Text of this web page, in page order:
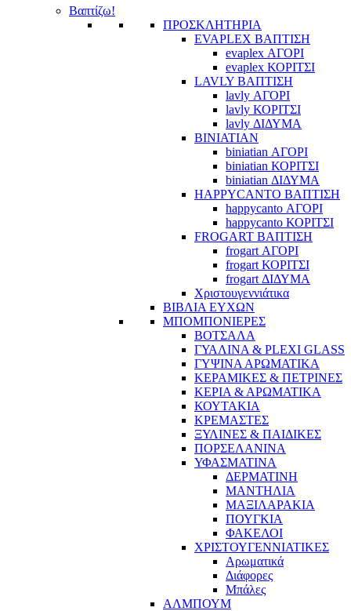
Βαπτίζω!
ΠΡΟΣΚΛΗΤΗΡΙΑ
EVAPLEX ΒΑΠΤΙΣΗ
evaplex ΑΓΟΡΙ
evaplex ΚΟΡΙΤΣΙ
LAVLY ΒΑΠΤΙΣΗ
lavly ΑΓΟΡΙ
lavly ΚΟΡΙΤΣΙ
lavly ΔΙΔΥΜΑ
BINIATIAN
biniatian ΑΓΟΡΙ
biniatian ΚΟΡΙΤΣΙ
biniatian ΔΙΔΥΜΑ
HAPPYCANTO ΒΑΠΤΙΣΗ
happycanto ΑΓΟΡΙ
happycanto ΚΟΡΙΤΣΙ
FROGART ΒΑΠΤΙΣΗ
frogart ΑΓΟΡΙ
frogart ΚΟΡΙΤΣΙ
frogart ΔΙΔΥΜΑ
Χριστουγεννιάτικα
ΒΙΒΛΙΑ ΕΥΧΩΝ
ΜΠΟΜΠΟΝΙΕΡΕΣ
ΒΟΤΣΑΛΑ
ΓΥΑΛΙΝΑ & PLEXI GLASS
ΓΥΨΙΝΑ ΑΡΩΜΑΤΙΚΑ
ΚΕΡΑΜΙΚΕΣ & ΠΕΤΡΙΝΕΣ
ΚΕΡΙΑ & ΑΡΩΜΑΤΙΚΑ
ΚΟΥΤΑΚΙΑ
ΚΡΕΜΑΣΤΕΣ
ΞΥΛΙΝΕΣ & ΠΑΙΔΙΚΕΣ
ΠΟΡΣΕΛΑΝΙΝΑ
ΥΦΑΣΜΑΤΙΝA
ΔΕΡΜΑΤΙΝΗ
ΜΑΝΤΗΛΙΑ
ΜΑΞΙΛΑΡΑΚΙΑ
ΠΟΥΓΚΙΑ
ΦΑΚΕΛΟΙ
ΧΡΙΣΤΟΥΓΕΝΝΙΑΤΙΚΕΣ
Αρωματικά
Διάφορες
Μπάλες
ΑΛΜΠΟΥΜ